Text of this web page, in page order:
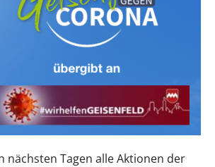
nächsten Tagen alle Aktionen der